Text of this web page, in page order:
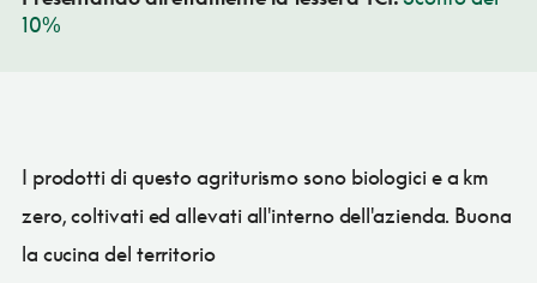
10%
I prodotti di questo agriturismo sono biologici e a km
zero, coltivati ed allevati all'interno dell'azienda. Buona
la cucina del territorio